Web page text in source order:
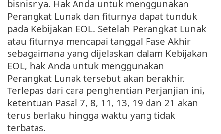
bisnisnya. Hak Anda untuk menggunakan
Perangkat Lunak dan fiturnya dapat tunduk
pada Kebijakan EOL. Setelah Perangkat Lunak
atau fiturnya mencapai tanggal Fase Akhir
sebagaimana yang dijelaskan dalam Kebijakan
EOL, hak Anda untuk menggunakan
Perangkat Lunak tersebut akan berakhir.
Terlepas dari cara penghentian Perjanjian ini,
ketentuan Pasal 7, 8, 11, 13, 19 dan 21 akan
terus berlaku hingga waktu yang tidak
terbatas.